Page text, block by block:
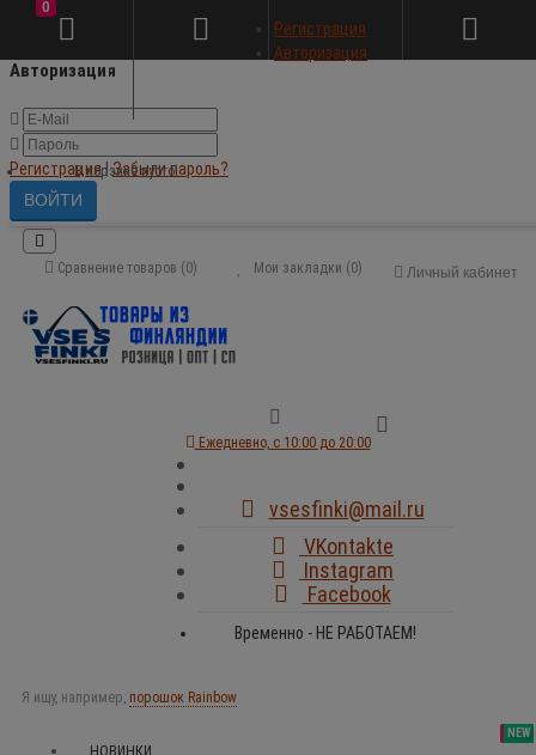
Авторизация
Регистрация|Забыли пароль?
Личный кабинет
Мои закладки (0)
Сравнение товаров (0)
Ежедневно, с 10:00 до 20:00
vsesfinki@mail.ru
VKontakte
Instagram
Facebook
Временно - НЕ РАБОТАЕМ!
Я ищу, например, порошок Rainbow
Регистрация
Авторизация
0
В корзине пусто!
NEW
НОВИНКИ
SALE
NEW
NEW